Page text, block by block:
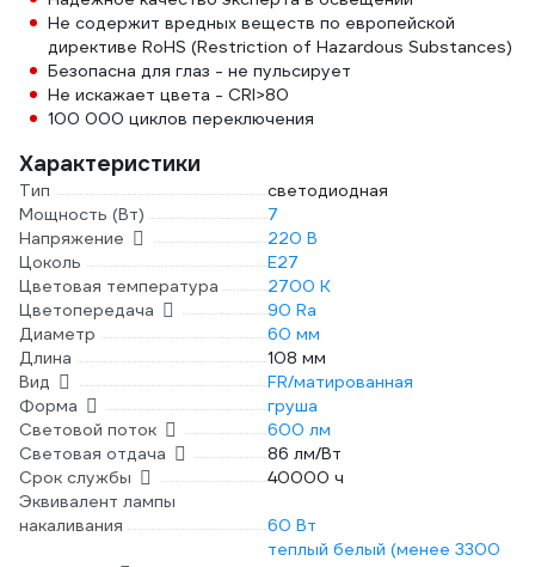
Не содержит вредных веществ по европейской
директиве RoHS (Restriction of Hazardous Substances)
Безопасна для глаз - не пульсирует
Не искажает цвета - CRI>80
100 000 циклов переключения
Характеристики
Тип
светодиодная
Мощность (Вт)
7
Напряжение
220 В
Цоколь
E27
Цветовая температура
2700 К
Цветопередача
90 Ra
Диаметр
60 мм
Длина
108 мм
Вид
FR/матированная
Форма
груша
Световой поток
600 лм
Световая отдача
86 лм/Вт
Срок службы
40000 ч
Эквивалент лампы
накаливания
60 Вт
теплый белый (менее 3300